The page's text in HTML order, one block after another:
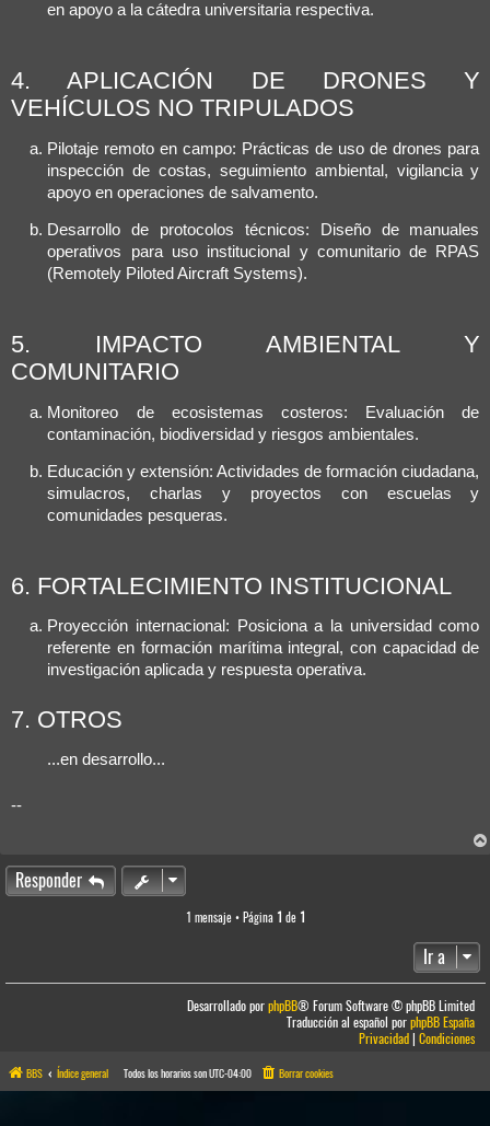
en apoyo a la cátedra universitaria respectiva.
4. APLICACIÓN DE DRONES Y
VEHÍCULOS NO TRIPULADOS
Pilotaje remoto en campo: Prácticas de uso de drones para
inspección de costas, seguimiento ambiental, vigilancia y
apoyo en operaciones de salvamento.
Desarrollo de protocolos técnicos: Diseño de manuales
operativos para uso institucional y comunitario de RPAS
(Remotely Piloted Aircraft Systems).
5. IMPACTO AMBIENTAL Y
COMUNITARIO
Monitoreo de ecosistemas costeros: Evaluación de
contaminación, biodiversidad y riesgos ambientales.
Educación y extensión: Actividades de formación ciudadana,
simulacros, charlas y proyectos con escuelas y
comunidades pesqueras.
6. FORTALECIMIENTO INSTITUCIONAL
Proyección internacional: Posiciona a la universidad como
referente en formación marítima integral, con capacidad de
investigación aplicada y respuesta operativa.
7. OTROS
...en desarrollo...
--
Responder
1 mensaje • Página 1 de 1
Ir a
Desarrollado porphpBB® Forum Software © phpBB Limited
Traducción al español porphpBB España
Privacidad|Condiciones
BBS Índice general Todos los horarios sonUTC-04:00 Borrar cookies